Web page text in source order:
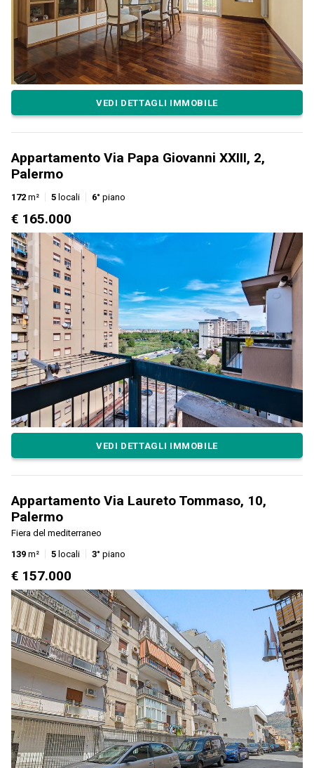
VEDI DETTAGLI IMMOBILE
Appartamento Via Papa Giovanni XXIII, 2,
Palermo
172 m² 5 locali 6° piano
€ 165.000
VEDI DETTAGLI IMMOBILE
Appartamento Via Laureto Tommaso, 10,
Palermo
Fiera del mediterraneo
139 m² 5 locali 3° piano
€ 157.000